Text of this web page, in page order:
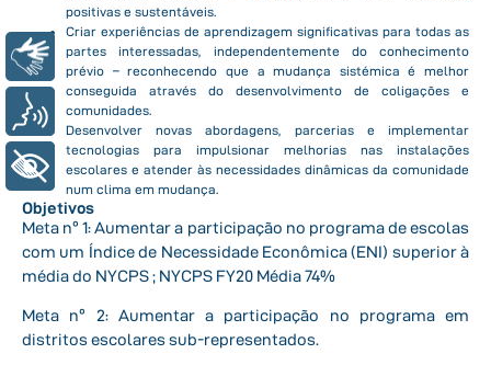
positivas e sustentáveis.
Criar experiências de aprendizagem significativas para todas as
partes interessadas, independentemente do conhecimento
prévio – reconhecendo que a mudança sistémica é melhor
conseguida através do desenvolvimento de coligações e
comunidades.
Desenvolver novas abordagens, parcerias e implementar
tecnologias para impulsionar melhorias nas instalações
escolares e atender às necessidades dinâmicas da comunidade
num clima em mudança.
Objetivos
Meta nº 1: Aumentar a participação no programa de escolas
com um Índice de Necessidade Econômica (ENI) superior à
média do NYCPS ; NYCPS FY20 Média 74%
Meta nº 2: Aumentar a participação no programa em
distritos escolares sub-representados.
Libras
Voz
+ Acessibilidade